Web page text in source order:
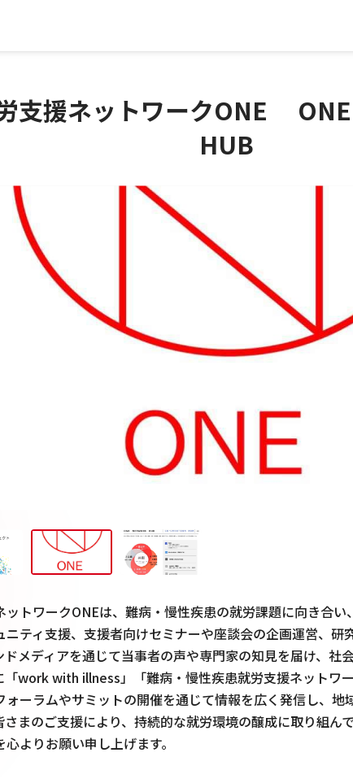
支援ネットワークONE
HUB
ットワークONEは、難病・慢性疾患の就労課題に向き合い
ニティ支援、支援者向けセミナーや座談会の企画運営、研
ドメディアを通じて当事者の声や専門家の知見を届け、社
「work with illness」「難病・慢性疾患就労支援ネットワ
ォーラムやサミットの開催を通じて情報を広く発信し、地
さまのご支援により、持続的な就労環境の醸成に取り組ん
よりお願い申し上げます。